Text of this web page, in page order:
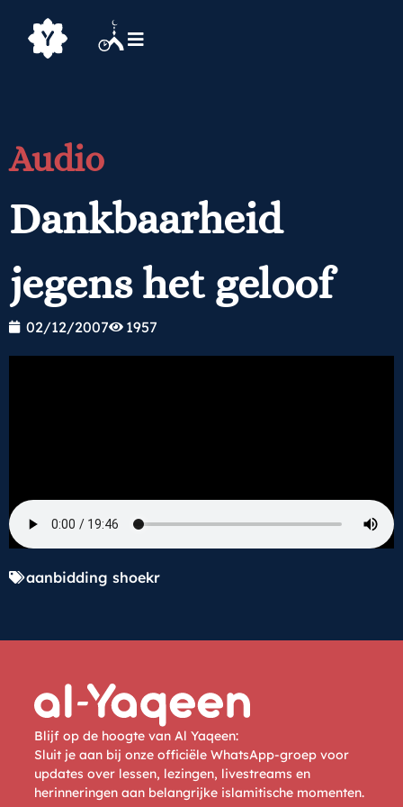
Audio
Dankbaarheid
jegens het geloof
02/12/2007 1957
aanbidding shoekr
Blijf op de hoogte van Al Yaqeen:
Sluit je aan bij onze officiële WhatsApp-groep voor
updates over lessen, lezingen, livestreams en
herinneringen aan belangrijke islamitische momenten.